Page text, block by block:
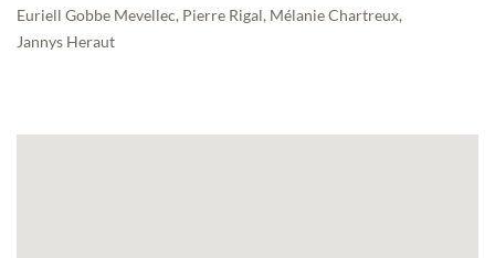
Euriell Gobbe Mevellec, Pierre Rigal, Mélanie Chartreux,
Jannys Heraut